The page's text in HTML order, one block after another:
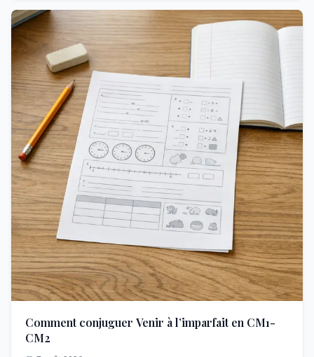
Comment conjuguer Venir à l’imparfait en CM1-
CM2